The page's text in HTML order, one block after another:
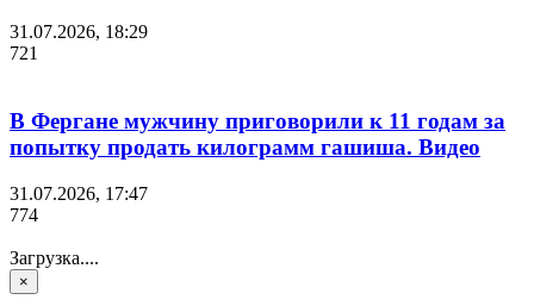
31.07.2026, 18:29
721
В Фергане мужчину приговорили к 11 годам за
попытку продать килограмм гашиша. Видео
31.07.2026, 17:47
774
Загрузка....
×